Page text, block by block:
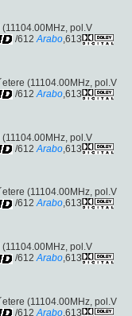
pol.V
/612 Arabo,613
(11104.00MHz, pol.V
/612 Arabo ,613
pol.V
/612 Arabo ,613
(11104.00MHz, pol.V
/612 Arabo,613
pol.V
/612 Arabo,613
(11104.00MHz, pol.V
/612 Arabo,613